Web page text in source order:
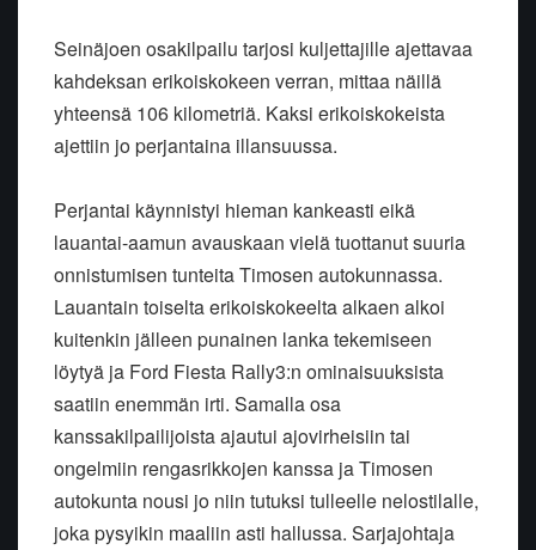
Seinäjoen osakilpailu tarjosi kuljettajille ajettavaa
kahdeksan erikoiskokeen verran, mittaa näillä
yhteensä 106 kilometriä. Kaksi erikoiskokeista
ajettiin jo perjantaina illansuussa.
Perjantai käynnistyi hieman kankeasti eikä
lauantai-aamun avauskaan vielä tuottanut suuria
onnistumisen tunteita Timosen autokunnassa.
Lauantain toiselta erikoiskokeelta alkaen alkoi
kuitenkin jälleen punainen lanka tekemiseen
löytyä ja Ford Fiesta Rally3:n ominaisuuksista
saatiin enemmän irti. Samalla osa
kanssakilpailijoista ajautui ajovirheisiin tai
ongelmiin rengasrikkojen kanssa ja Timosen
autokunta nousi jo niin tutuksi tulleelle nelostilalle,
joka pysyikin maaliin asti hallussa. Sarjajohtaja